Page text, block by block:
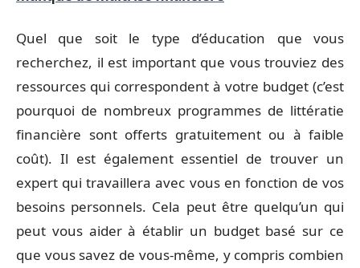
Quel que soit le type d’éducation que vous
recherchez, il est important que vous trouviez des
ressources qui correspondent à votre budget (c’est
pourquoi de nombreux programmes de littératie
financière sont offerts gratuitement ou à faible
coût). Il est également essentiel de trouver un
expert qui travaillera avec vous en fonction de vos
besoins personnels. Cela peut être quelqu’un qui
peut vous aider à établir un budget basé sur ce
que vous savez de vous-même, y compris combien